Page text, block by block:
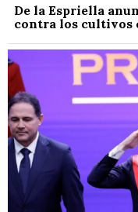
De la Espriella
contra los cultivos